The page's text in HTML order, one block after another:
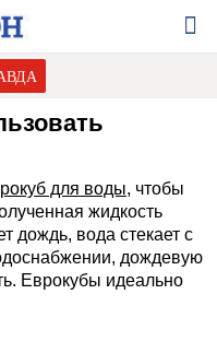
для воды, чтобы
жидкость
дождь, вода стекает с
дождевую
Еврокубы идеально